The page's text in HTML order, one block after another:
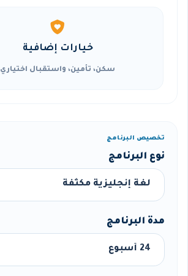
خيارات إضافية
سكن، تأمين، واستقبال اختياري
تخصيص البرنامج
نوع البرنامج
مدة البرنامج